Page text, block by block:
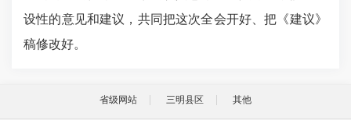
设性的意见和建议，共同把这次全会开好、把《建议》
稿修改好。
省级网站 三明县区 其他